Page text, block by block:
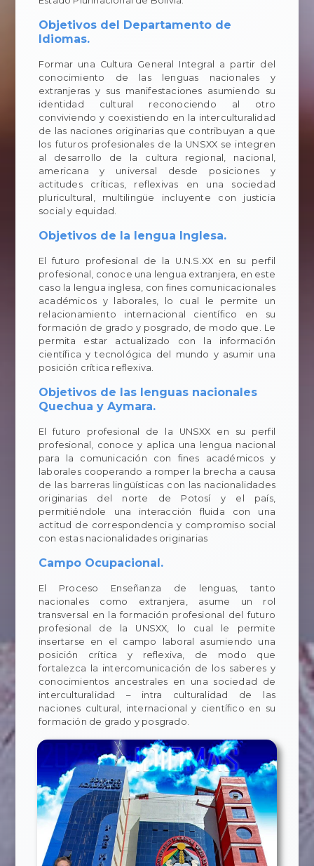
Objetivos del Departamento de
Idiomas.
Formar una Cultura General Integral a partir del
conocimiento de las lenguas nacionales y
extranjeras y sus manifestaciones asumiendo su
identidad cultural reconociendo al otro
conviviendo y coexistiendo en la interculturalidad
de las naciones originarias que contribuyan a que
los futuros profesionales de la UNSXX se integren
al desarrollo de la cultura regional, nacional,
americana y universal desde posiciones y
actitudes críticas, reflexivas en una sociedad
pluricultural, multilingüe incluyente con justicia
social y equidad.
Objetivos de la lengua Inglesa.
El futuro profesional de la U.N.S.XX en su perfil
profesional, conoce una lengua extranjera, en este
caso la lengua inglesa, con fines comunicacionales
académicos y laborales, lo cual le permite un
relacionamiento internacional científico en su
formación de grado y posgrado, de modo que. Le
permita estar actualizado con la información
científica y tecnológica del mundo y asumir una
posición crítica reflexiva.
Objetivos de las lenguas nacionales
Quechua y Aymara.
El futuro profesional de la UNSXX en su perfil
profesional, conoce y aplica una lengua nacional
para la comunicación con fines académicos y
laborales cooperando a romper la brecha a causa
de las barreras lingüísticas con las nacionalidades
originarias del norte de Potosí y el país,
permitiéndole una interacción fluida con una
actitud de correspondencia y compromiso social
con estas nacionalidades originarias
Campo Ocupacional.
El Proceso Enseñanza de lenguas, tanto
nacionales como extranjera, asume un rol
transversal en la formación profesional del futuro
profesional de la UNSXX, lo cual le permite
insertarse en el campo laboral asumiendo una
posición crítica y reflexiva, de modo que
fortalezca la intercomunicación de los saberes y
conocimientos ancestrales en una sociedad de
interculturalidad – intra culturalidad de las
naciones cultural, internacional y científico en su
formación de grado y posgrado.